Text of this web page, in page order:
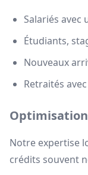
Salariés avec
Étudiants,
Nouveaux
Retraités
Notre expertise
crédits souvent